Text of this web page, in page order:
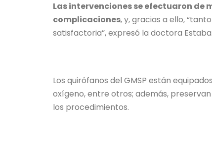
Las intervenciones se efectuaron de
complicaciones, y, gracias a ello,
satisfactoria”, expresó la doctora Estaba.
Los quirófanos del GMSP están
oxígeno, entre otros; además,
los procedimientos.